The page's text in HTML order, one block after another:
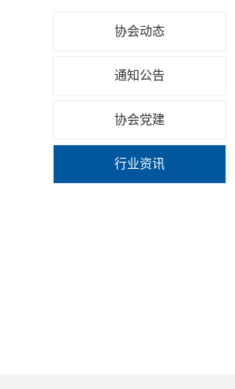
协会动态
通知公告
协会党建
行业资讯